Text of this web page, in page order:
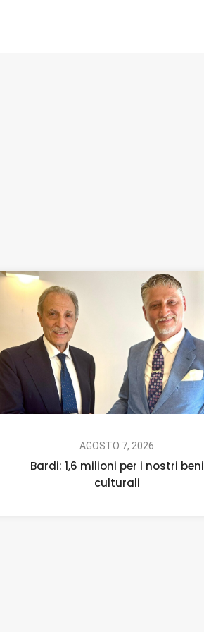
AGOSTO 7, 2026
Bardi: 1,6 milioni per i nostri beni
culturali